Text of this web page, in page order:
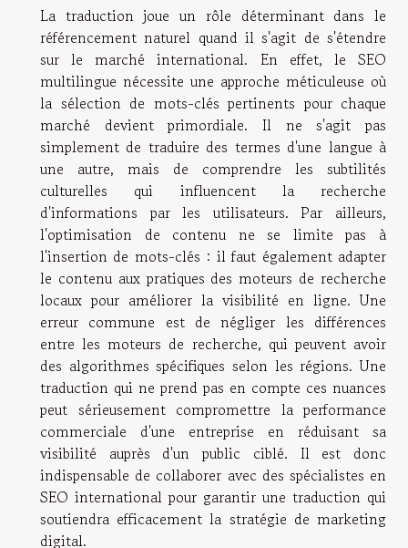
La traduction joue un rôle déterminant dans le
référencement naturel quand il s'agit de s'étendre
sur le marché international. En effet, le SEO
multilingue nécessite une approche méticuleuse où
la sélection de mots-clés pertinents pour chaque
marché devient primordiale. Il ne s'agit pas
simplement de traduire des termes d'une langue à
une autre, mais de comprendre les subtilités
culturelles qui influencent la recherche
d'informations par les utilisateurs. Par ailleurs,
l'optimisation de contenu ne se limite pas à
l'insertion de mots-clés : il faut également adapter
le contenu aux pratiques des moteurs de recherche
locaux pour améliorer la visibilité en ligne. Une
erreur commune est de négliger les différences
entre les moteurs de recherche, qui peuvent avoir
des algorithmes spécifiques selon les régions. Une
traduction qui ne prend pas en compte ces nuances
peut sérieusement compromettre la performance
commerciale d'une entreprise en réduisant sa
visibilité auprès d'un public ciblé. Il est donc
indispensable de collaborer avec des spécialistes en
SEO international pour garantir une traduction qui
soutiendra efficacement la stratégie de marketing
digital.